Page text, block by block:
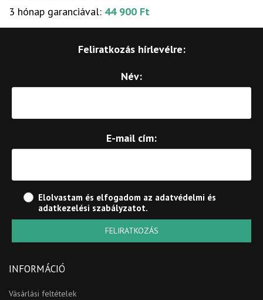
3 hónap garanciával: 44 900 Ft
Feliratkozás hírlevélre:
Név:
E-mail cím:
Elolvastam és elfogadom az adatvédelmi és
adatkezelési szabályzatot.
FELIRATKOZÁS
INFORMÁCIÓ
Vásárlási feltételek